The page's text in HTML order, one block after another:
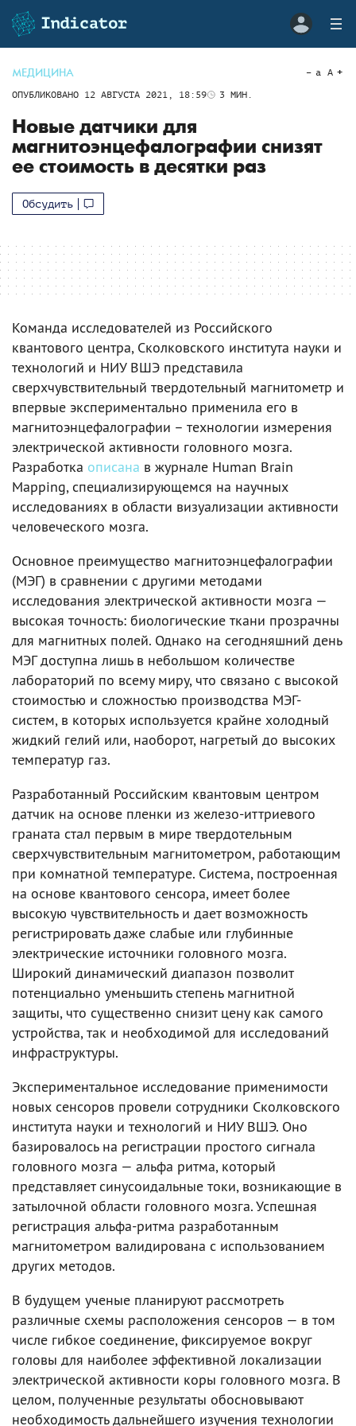
МЕДИЦИНА
ОПУБЛИКОВАНО 12 АВГУСТА 2021, 18:59 3 МИН.
a A
Новые датчики для
магнитоэнцефалографии снизят
ее стоимость в десятки раз
Обсудить
Команда исследователей из Российского
квантового центра, Сколковского института науки и
технологий и НИУ ВШЭ представила
сверхчувствительный твердотельный магнитометр и
впервые экспериментально применила его в
магнитоэнцефалографии – технологии измерения
электрической активности головного мозга.
Разработка описана в журнале Human Brain
Mapping, специализирующемся на научных
исследованиях в области визуализации активности
человеческого мозга.
Основное преимущество магнитоэнцефалографии
(МЭГ) в сравнении с другими методами
исследования электрической активности мозга —
высокая точность: биологические ткани прозрачны
для магнитных полей. Однако на сегодняшний день
МЭГ доступна лишь в небольшом количестве
лабораторий по всему миру, что связано с высокой
стоимостью и сложностью производства МЭГ-
систем, в которых используется крайне холодный
жидкий гелий или, наоборот, нагретый до высоких
температур газ.
Разработанный Российским квантовым центром
датчик на основе пленки из железо-иттриевого
граната стал первым в мире твердотельным
сверхчувствительным магнитометром, работающим
при комнатной температуре. Система, построенная
на основе квантового сенсора, имеет более
высокую чувствительность и дает возможность
регистрировать даже слабые или глубинные
электрические источники головного мозга.
Широкий динамический диапазон позволит
потенциально уменьшить степень магнитной
защиты, что существенно снизит цену как самого
устройства, так и необходимой для исследований
инфраструктуры.
Экспериментальное исследование применимости
новых сенсоров провели сотрудники Сколковского
института науки и технологий и НИУ ВШЭ. Оно
базировалось на регистрации простого сигнала
головного мозга — альфа ритма, который
представляет синусоидальные токи, возникающие в
затылочной области головного мозга. Успешная
регистрация альфа-ритма разработанным
магнитометром валидирована с использованием
других методов.
В будущем ученые планируют рассмотреть
различные схемы расположения сенсоров — в том
числе гибкое соединение, фиксируемое вокруг
головы для наиболее эффективной локализации
электрической активности коры головного мозга. В
целом, полученные результаты обосновывают
необходимость дальнейшего изучения технологии